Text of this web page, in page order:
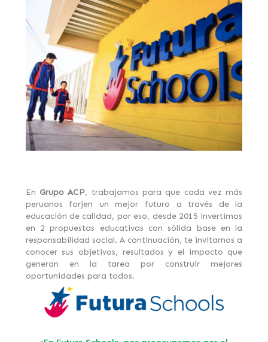
En Grupo ACP, trabajamos para que cada vez más
peruanos forjen un mejor futuro a través de la
educación de calidad, por eso, desde 2015 invertimos
en 2 propuestas educativas con sólida base en la
responsabilidad social. A continuación, te invitamos a
conocer sus objetivos, resultados y el impacto que
generan en la tarea por construir mejores
oportunidades para todos.